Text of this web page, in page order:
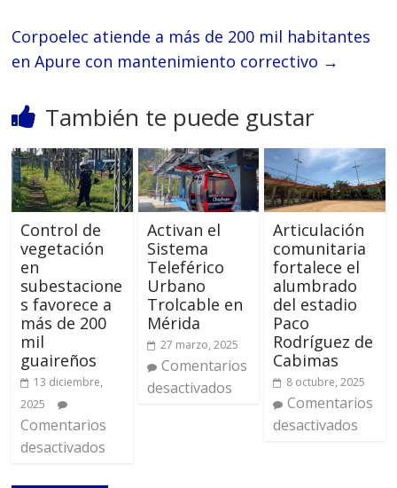
Corpoelec atiende a más de 200 mil habitantes
en Apure con mantenimiento correctivo →
También te puede gustar
Control de
vegetación
en
subestacione
s favorece a
más de 200
mil
guaireños
13 diciembre,
2025
Comentarios
desactivados
Activan el
Sistema
Teleférico
Urbano
Trolcable en
Mérida
27 marzo, 2025
Comentarios
desactivados
Articulación
comunitaria
fortalece el
alumbrado
del estadio
Paco
Rodríguez de
Cabimas
8 octubre, 2025
Comentarios
desactivados